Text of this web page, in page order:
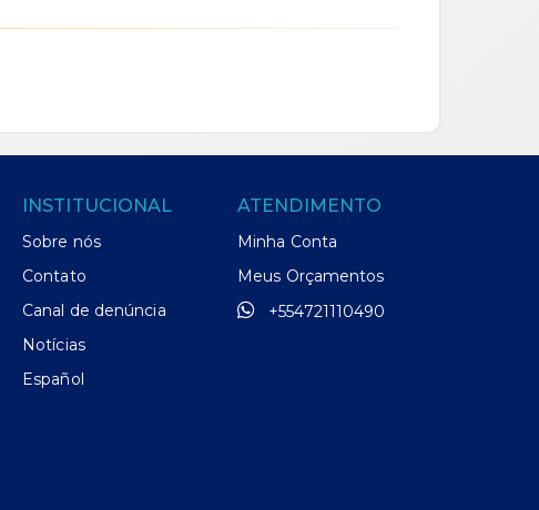
INSTITUCIONAL
Sobre nós
Contato
Canal de denúncia
Notícias
Español
ATENDIMENTO
Minha Conta
Meus Orçamentos
+554721110490